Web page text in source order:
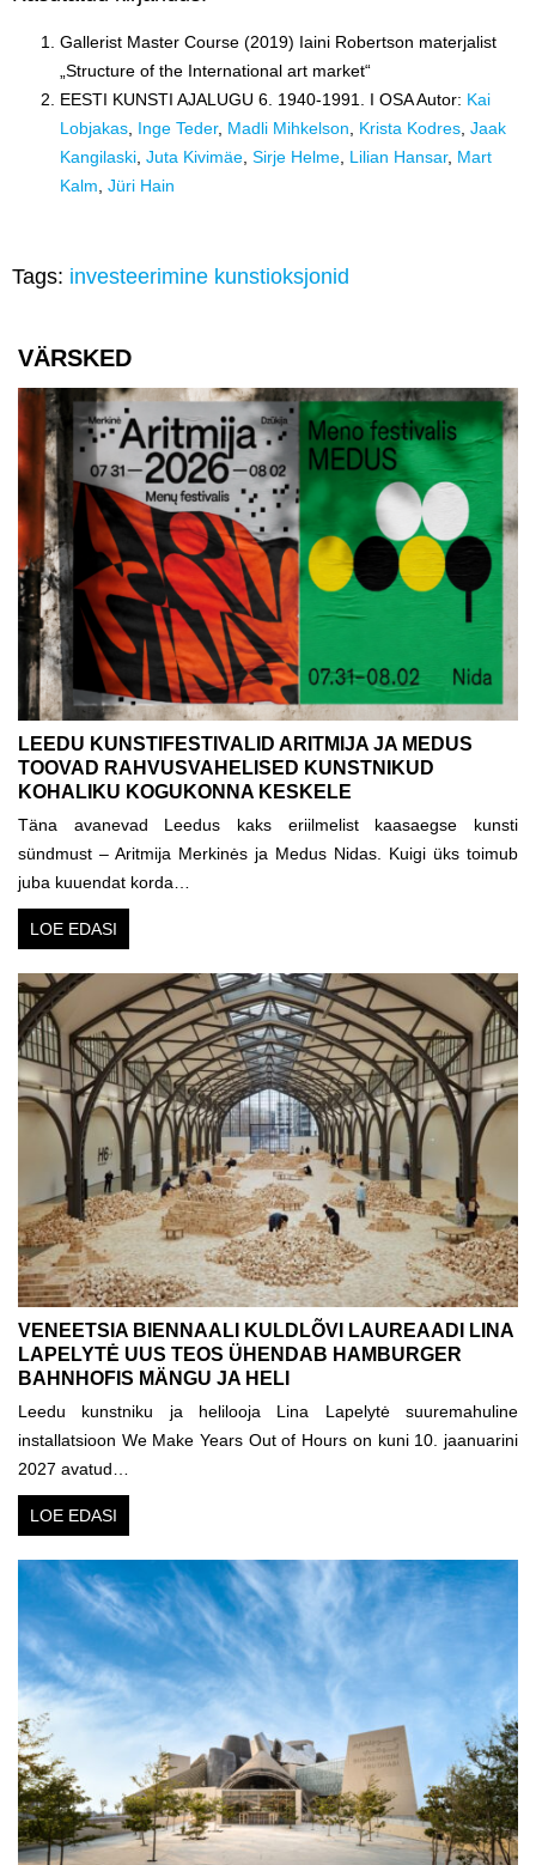
Gallerist Master Course (2019) Iaini Robertson materjalist
„Structure of the International art market“
EESTI KUNSTI AJALUGU 6. 1940-1991. I OSAAutor: Kai
Lobjakas Inge Teder, Madli Mihkelson Krista Kodres Jaak
Kangilaski Juta Kivimäe Sirje Helme Lilian Hansar, Mart
Kalm Jüri Hain
Tags: investeerimine kunstioksjonid
VÄRSKED
LEEDU KUNSTIFESTIVALID ARITMIJA JA MEDUS
TOOVAD RAHVUSVAHELISED KUNSTNIKUD
KOHALIKU KOGUKONNA KESKELE
Täna avanevad Leedus kaks eriilmelist kaasaegse kunsti
sündmust – Aritmija Merkinės ja Medus Nidas. Kuigi üks toimub
juba kuuendat korda…
LOE EDASI
VENEETSIA BIENNAALI KULDLÕVI LAUREAADI LINA
LAPELYTĖ UUS TEOS ÜHENDAB HAMBURGER
BAHNHOFIS MÄNGU JA HELI
Leedu kunstniku ja helilooja Lina Lapelytė suuremahuline
installatsioon We Make Years Out of Hours on kuni 10. jaanuarini
2027 avatud…
LOE EDASI